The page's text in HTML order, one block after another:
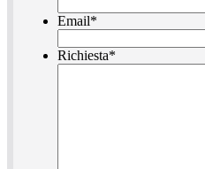
Email*
Richiesta*